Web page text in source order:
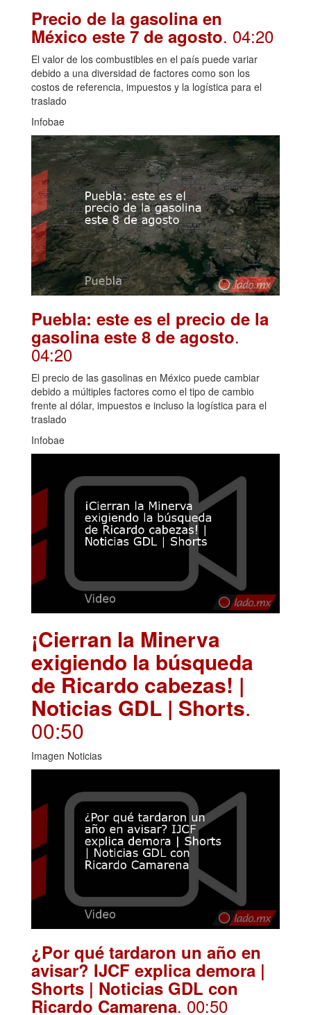
Precio de la gasolina en
México este 7 de agosto. 04:20
El valor de los combustibles en el país puede variar
debido a una diversidad de factores como son los
costos de referencia, impuestos y la logística para el
traslado
Infobae
Puebla: este es el precio de la
gasolina este 8 de agosto.
04:20
El precio de las gasolinas en México puede cambiar
debido a múltiples factores como el tipo de cambio
frente al dólar, impuestos e incluso la logística para el
traslado
Infobae
¡Cierran la Minerva
exigiendo la búsqueda
de Ricardo cabezas! |
Noticias GDL | Shorts.
00:50
Imagen Noticias
¿Por qué tardaron un año en
avisar? IJCF explica demora |
Shorts | Noticias GDL con
Ricardo Camarena. 00:50